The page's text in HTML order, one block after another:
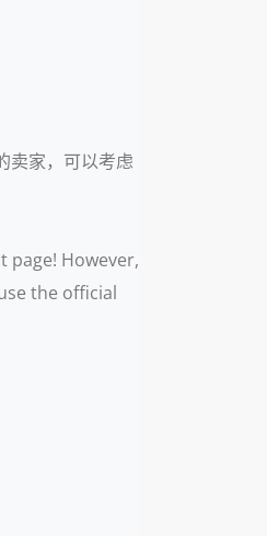
卖家，可以考虑
page! However,
the official